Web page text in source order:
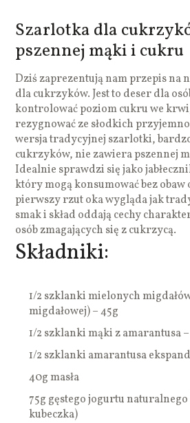
Szarlotka dla
pszennej mąki i cukru
Dziś zaprezentują nam przepis na
dla cukrzyków. Jest to deser dla
kontrolować poziom cukru we
rezygnować ze słodkich
wersja tradycyjnej szarlotki,
cukrzyków, nie zawiera pszennej
Idealnie sprawdzi się jako
który mogą konsumować bez obaw
pierwszy rzut oka wygląda jak
smak i skład oddają cechy
osób zmagających się z cukrzycą.
Składniki:
1/2 szklanki mielonych
migdałowej) – 45g
1/2 szklanki mąki z amarantusa
1/2 szklanki amarantusa
40g masła
75g gęstego jogurtu naturalnego
kubeczka)